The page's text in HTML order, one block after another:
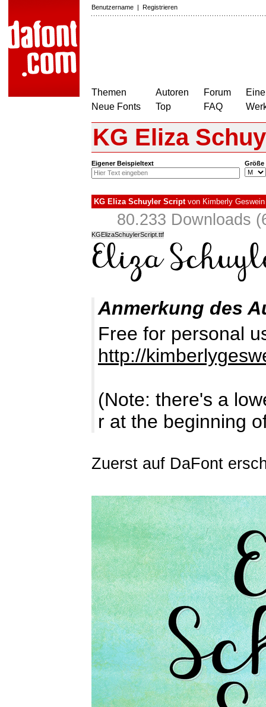
Benutzername | Registrieren
Themen
Neue Fonts
Autoren
Top
Forum
FAQ
KG Eliza
Eigener Beispieltext Größe
KG Eliza Schuyler Scriptvon Kimberly Geswein
80.233 Downloads
KGElizaSchuylerScript.ttf
Anmerkung des
Free for personal
http://
(Note: there's a
r at the beginning
Zuerst auf DaFont